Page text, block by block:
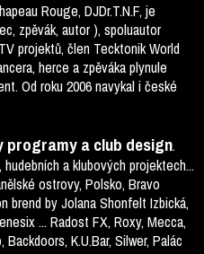
Rouge, DJDr.T.N.F, je
zpěvák, autor ), spoluautor
projektů, člen Tecktonik World
herce a zpěváka plynule
Od roku 2006 navykal i české
programy a club design.
a klubových projektech...
ostrovy, Polsko, Bravo
brend by Jolana Shonfelt Izbická,
... Radost FX, Roxy, Mecca,
K.U.Bar, Silwer, Palác